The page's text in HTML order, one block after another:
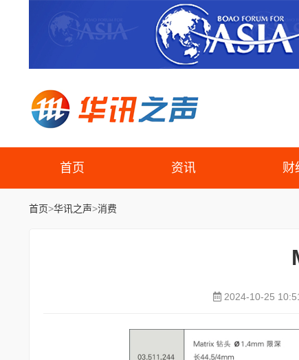
首页 资讯 财
首页>华讯之声>消费
2024-10-25